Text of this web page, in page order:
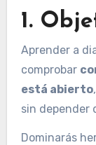
1.
Aprender a
comprobar
está abierto
sin depender
Dominarás